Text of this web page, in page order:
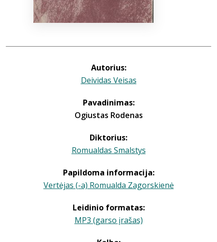
Autorius:
Deividas Veisas
Pavadinimas:
Ogiustas Rodenas
Diktorius:
Romualdas Smalstys
Papildoma informacija:
Vertėjas (-a) Romualda Zagorskienė
Leidinio formatas:
MP3 (garso įrašas)